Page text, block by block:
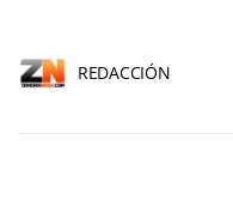
REDACCIÓN